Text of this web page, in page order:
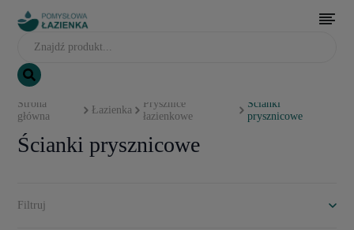
Strona
główna
Łazienka
Prysznice
łazienkowe
Ścianki
prysznicowe
Ścianki prysznicowe
Filtruj